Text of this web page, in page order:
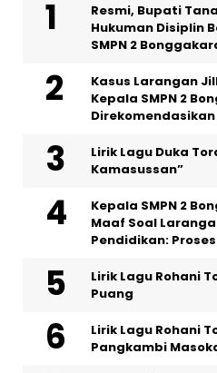
Resmi, Bupati
Hukuman Disiplin
SMPN 2
Kasus Larangan
Kepala SMPN 2
Lirik Lagu Duka
Kamasussan”
Kepala SMPN 2
Maaf Soal
Pendidikan:
Lirik Lagu Rohani
Puang
Lirik Lagu Rohani
Pangkambi